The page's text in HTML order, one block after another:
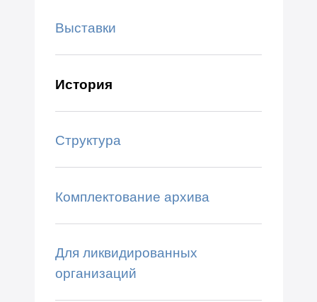
Выставки
История
Структура
Комплектование архива
Для ликвидированных
организаций